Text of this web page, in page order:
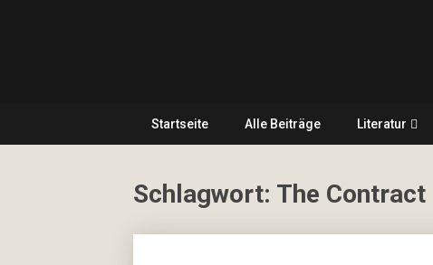
Magazin
Startseite
Alle Beiträge Literatur
Schlagwort: The Contract